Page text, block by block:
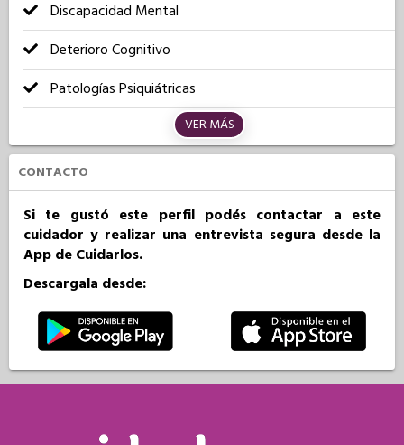
Discapacidad Mental
Deterioro Cognitivo
Patologías Psiquiátricas
VER MÁS
CONTACTO
Si te gustó este perfil podés contactar a este
cuidador y realizar una entrevista segura desde la
App de Cuidarlos.
Descargala desde: